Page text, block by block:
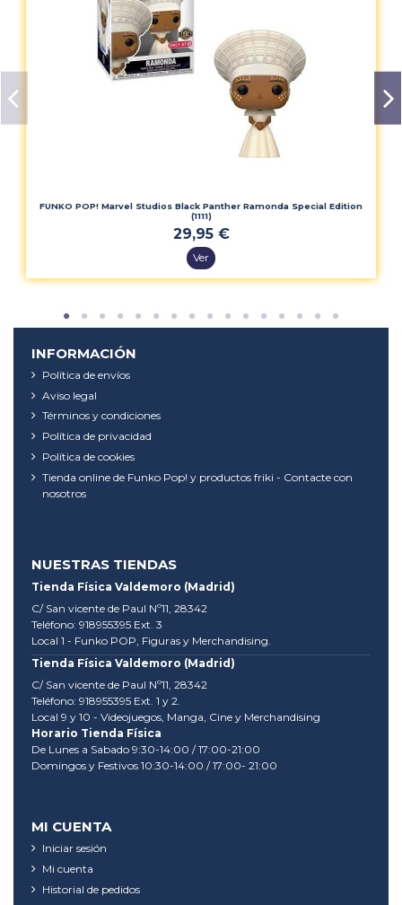
FUNKO POP! Marvel Studios Black Panther Ramonda Special Edition
(1111)
29,95 €
Ver
INFORMACIÓN
Política de envíos
Aviso legal
Términos y condiciones
Política de privacidad
Política de cookies
Tienda online de Funko Pop! y productos friki - Contacte con
nosotros
NUESTRAS TIENDAS
Tienda Física Valdemoro (Madrid)
C/ San vicente de Paul Nº11, 28342
Teléfono: 918955395 Ext. 3
Local 1 - Funko POP, Figuras y Merchandising.
Tienda Física Valdemoro (Madrid)
C/ San vicente de Paul Nº11, 28342
Teléfono: 918955395 Ext. 1 y 2.
Local 9 y 10 - Videojuegos, Manga, Cine y Merchandising
Horario Tienda Física
De Lunes a Sabado 9:30-14:00 / 17:00-21:00
Domingos y Festivos 10:30-14:00 / 17:00- 21:00
MI CUENTA
Iniciar sesión
Mi cuenta
Historial de pedidos